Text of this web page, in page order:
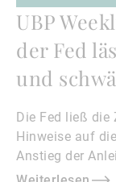
UBP
der Fed
und
Die Fed ließ
Hinweise auf
Anstieg der
des Dollars